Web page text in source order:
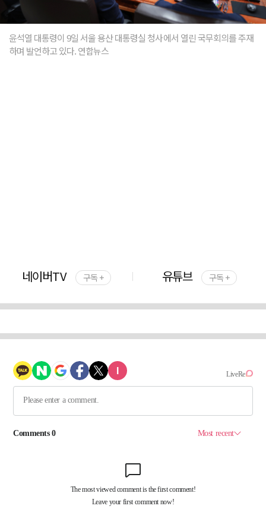
윤석열 대통령이 9일 서울 용산 대통령실 청사에서 열린 국무회의를 주재
하며 발언하고 있다. 연합뉴스
네이버TV 구독 + 유튜브 구독 +